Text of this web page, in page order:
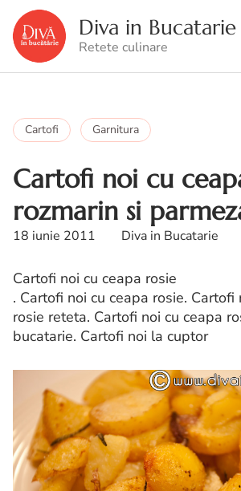
Diva in Bucatarie
Retete culinare
Cartofi Garnitura
Cartofi noi cu
rozmarin si
18 iunie 2011 Diva in Bucatarie
Cartofi noi cu ceapa rosie
. Cartofi noi cu ceapa rosie. Cartofi
rosie reteta. Cartofi noi cu ceapa
bucatarie. Cartofi noi la cuptor